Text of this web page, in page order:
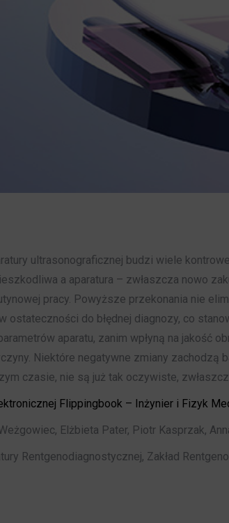
ultrasonograficznej budzi wiele
a aparatura – zwłaszcza nowo
pracy. Powyższe przekonania nie
ostateczności do błędnej diagnozy, co
aparatu, zanim wpłyną na jakość
Niektóre negatywne zmiany
czasie, nie są już tak oczywiste,
Flippingbook – Inżynier i Fizyk
Elżbieta Pater, Piotr Kasprzak,
Rentgenodiagnostycznej, Zakład